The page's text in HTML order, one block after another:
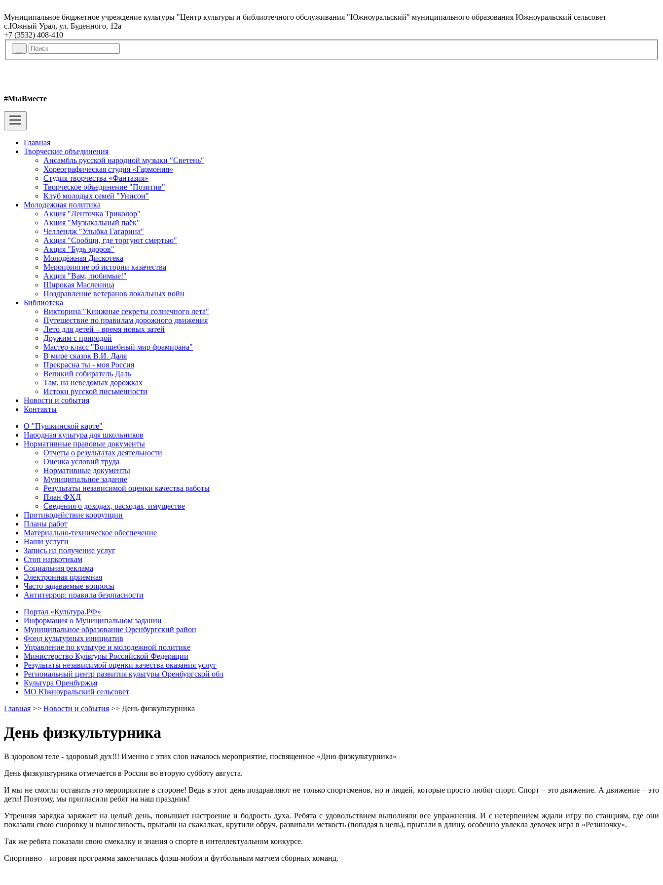
Муниципальное бюджетное учреждение культуры "Центр культуры и библиотечного обслуживания "Южноуральский" муниципального образования Южноуральский сельсовет
с.Южный Урал, ул. Буденного, 12а
+7 (3532) 408-410
#МыВместе
Главная
Творческие объединения
Ансамбль русской народной музыки "Светень"
Хореографическая студия «Гармония»
Студия творчества «Фантазия»
Творческое объединение "Позитив"
Клуб молодых семей "Унисон"
Молодежная политика
Акция "Ленточка Триколор"
Акция "Музыкальный паёк"
Челлендж "Улыбка Гагарина"
Акция "Сообщи, где торгуют смертью"
Акция "Будь здоров"
Молодёжная Дискотека
Мероприятие об истории казачества
Акция "Вам, любимые!"
Широкая Масленица
Поздравление ветеранов локальных войн
Библиотека
Викторина "Книжные секреты солнечного лета"
Путешествие по правилам дорожного движения
Лето для детей – время новых затей
Дружим с природой
Мастер-класс "Волшебный мир фоамирана"
В мире сказок В.И. Даля
Прекрасна ты - моя Россия
Великий собиратель Даль
Там, на неведомых дорожках
Истоки русской письменности
Новости и события
Контакты
О "Пушкинской карте"
Народная культура для школьников
Нормативные правовые документы
Отчеты о результатах деятельности
Оценка условий труда
Нормативные документы
Муниципальное задание
Результаты независимой оценки качества работы
План ФХД
Сведения о доходах, расходах, имуществе
Противодействие коррупции
Планы работ
Материально-техническое обеспечение
Наши услуги
Запись на получение услуг
Стоп наркотикам
Социальная реклама
Электронная приемная
Часто задаваемые вопросы
Антитеррор: правила безопасности
Портал «Культура.РФ»
Информация о Муниципальном задании
Муниципальное образование Оренбургский район
Фонд культурных инициатив
Управление по культуре и молодежной политике
Министерство Культуры Российской Федерации
Результаты независимой оценки качества оказания услуг
Региональный центр развития культуры Оренбургской обл
Культура Оренбуржья
МО Южноуральский сельсовет
Главная >> Новости и события >> День физкультурника
День физкультурника
В здоровом теле - здоровый дух!!! Именно с этих слов началось мероприятие, посвященное «Дню физкультурника»
День физкультурника отмечается в России во вторую субботу августа.
И мы не смогли оставить это мероприятие в стороне! Ведь в этот день поздравляют не только спортсменов, но и людей, которые просто любят спорт. Спорт – это движение. А движение – это
дети! Поэтому, мы пригласили ребят на наш праздник!
Утренняя зарядка заряжает на целый день, повышает настроение и бодрость духа. Ребята с удовольствием выполняли все упражнения. И с нетерпением ждали игру по станциям, где они
показали свою сноровку и выносливость, прыгали на скакалках, крутили обруч, развивали меткость (попадая в цель), прыгали в длину, особенно увлекла девочек игра в «Резиночку».
Так же ребята показали свою смекалку и знания о спорте в интеллектуальном конкурсе.
Спортивно – игровая программа закончилась флэш-мобом и футбольным матчем сборных команд.